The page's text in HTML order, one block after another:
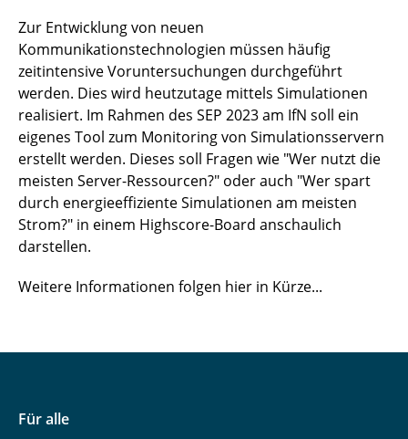
SEP 2022
SEP 2021
SEP 2020
SEP 2019
SEP 2018
SEP 2017
⌂ IfN
Zur Entwicklung von neuen
Kommunikationstechnologien müssen häufig
zeitintensive Voruntersuchungen durchgeführt
werden. Dies wird heutzutage mittels Simulationen
realisiert. Im Rahmen des SEP 2023 am IfN soll ein
eigenes Tool zum Monitoring von Simulationsservern
erstellt werden. Dieses soll Fragen wie "Wer nutzt die
meisten Server-Ressourcen?" oder auch "Wer spart
durch energieeffiziente Simulationen am meisten
Strom?" in einem Highscore-Board anschaulich
darstellen.
Weitere Informationen folgen hier in Kürze...
Für alle